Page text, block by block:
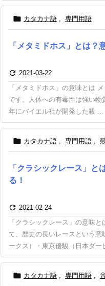
 カタカナ語 , 専門用語
「メタミドホス」とは？
 2021-03-22
「メタミドホス」の意味とは
です。人体への有毒性は強い
年にバイエル社が開発した殺 ...
 カタカナ語 , 専門用語 ,
「クラシックレース」と
る！
 2021-02-24
「クラシックレース」の意味
て、歴史の長いレースという
ークス）・東京優駿（日本ダー
 カタカナ語 , 専門用語 ,